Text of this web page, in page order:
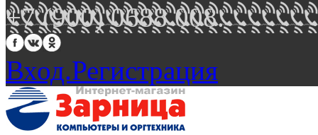
+7 (900) 0688 008.
Вход.Регистрация